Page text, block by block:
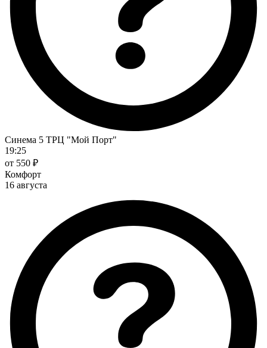
Синема 5 ТРЦ "Мой Порт"
19:25
от 550 ₽
Комфорт
16 августа